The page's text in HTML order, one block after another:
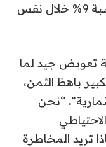
بنسبة 9% خلال نفس
تعويض جيد لما
باهظ الثمن،
“نحن
تريد المخاطرة